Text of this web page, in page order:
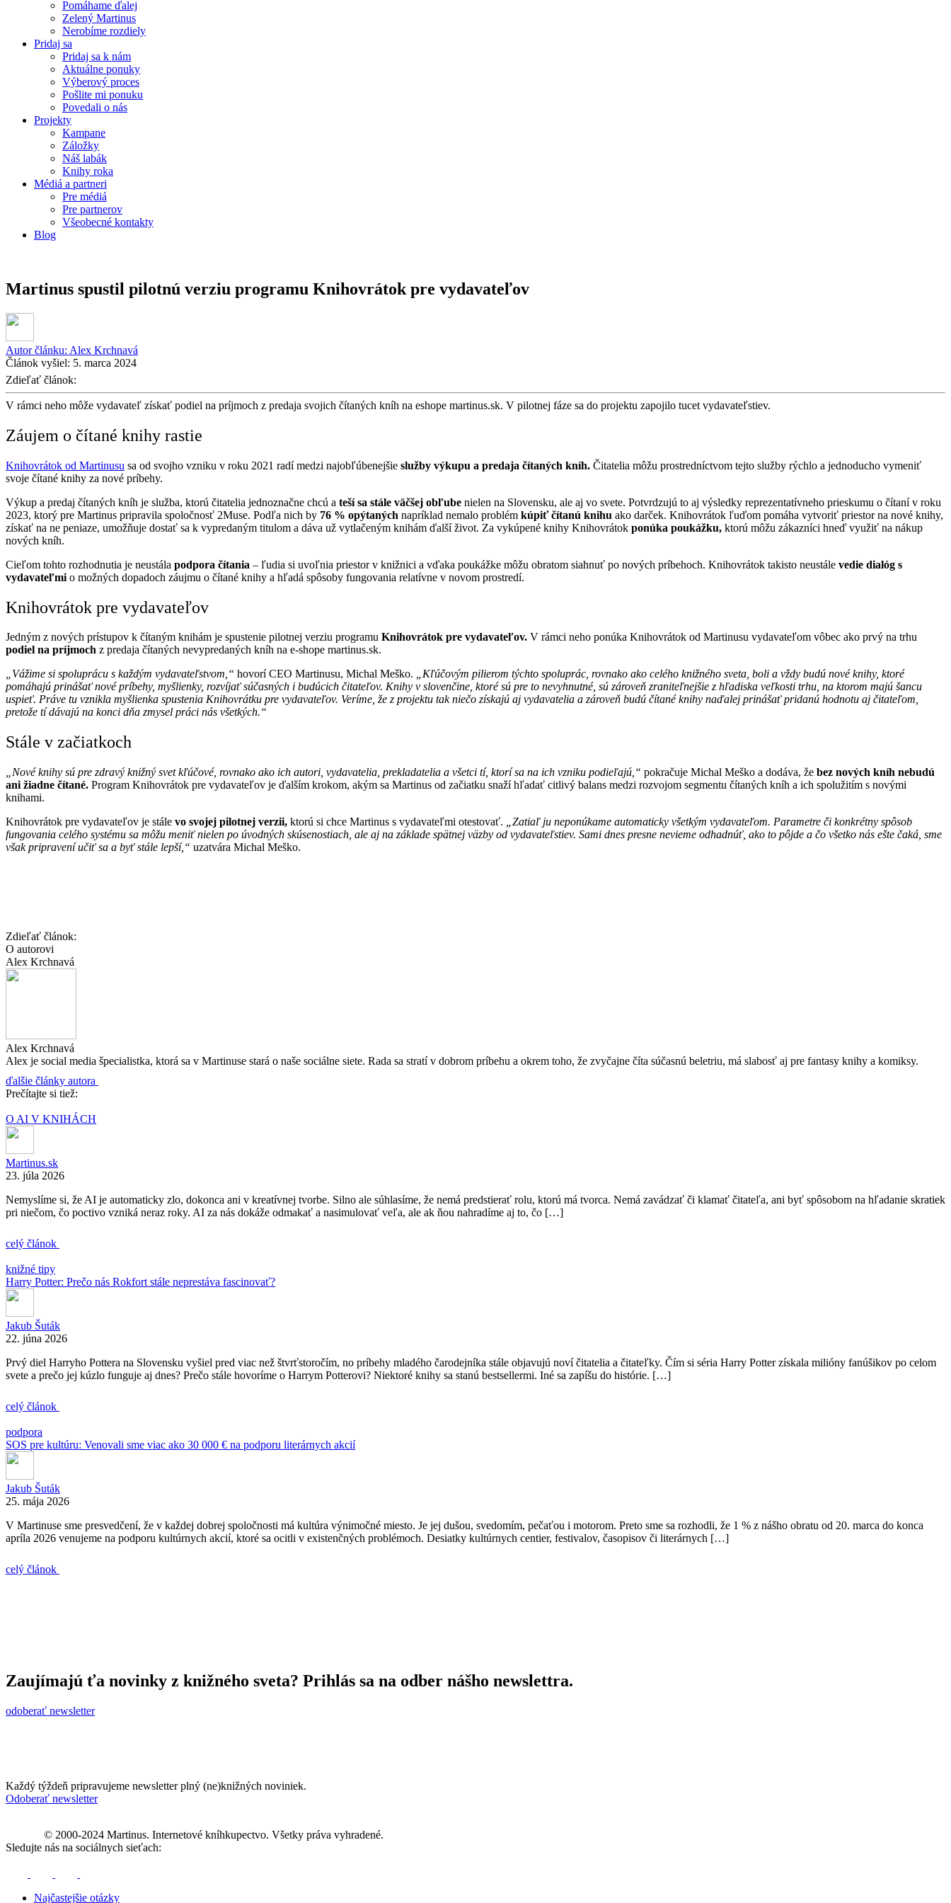
Pomáhame ďalej
Zelený Martinus
Nerobíme rozdiely
Pridaj sa
Pridaj sa k nám
Aktuálne ponuky
Výberový proces
Pošlite mi ponuku
Povedali o nás
Projekty
Kampane
Záložky
Náš labák
Knihy roka
Médiá a partneri
Pre médiá
Pre partnerov
Všeobecné kontakty
Blog
Martinus spustil pilotnú verziu programu Knihovrátok pre vydavateľov
Autor článku: Alex Krchnavá
Článok vyšiel: 5. marca 2024
Zdieľať článok:
V rámci neho môže vydavateľ získať podiel na príjmoch z predaja svojich čítaných kníh na eshope martinus.sk. V pilotnej fáze sa do projektu zapojilo tucet vydavateľstiev.
Záujem o čítané knihy rastie
Knihovrátok od Martinusu sa od svojho vzniku v roku 2021 radí medzi najobľúbenejšie služby výkupu a predaja čítaných kníh. Čitatelia môžu prostredníctvom tejto služby rýchlo a jednoducho vymeniť
svoje čítané knihy za nové príbehy.
Výkup a predaj čítaných kníh je služba, ktorú čitatelia jednoznačne chcú a teší sa stále väčšej obľube nielen na Slovensku, ale aj vo svete. Potvrdzujú to aj výsledky reprezentatívneho prieskumu o čítaní v roku
2023, ktorý pre Martinus pripravila spoločnosť 2Muse. Podľa nich by 76 % opýtaných napríklad nemalo problém kúpiť čítanú knihu ako darček. Knihovrátok ľuďom pomáha vytvoriť priestor na nové knihy,
získať na ne peniaze, umožňuje dostať sa k vypredaným titulom a dáva už vytlačeným knihám ďalší život. Za vykúpené knihy Knihovrátok ponúka poukážku, ktorú môžu zákazníci hneď využiť na nákup
nových kníh.
Cieľom tohto rozhodnutia je neustála podpora čítania – ľudia si uvoľnia priestor v knižnici a vďaka poukážke môžu obratom siahnuť po nových príbehoch. Knihovrátok takisto neustále vedie dialóg s
vydavateľmi o možných dopadoch záujmu o čítané knihy a hľadá spôsoby fungovania relatívne v novom prostredí.
Knihovrátok pre vydavateľov
Jedným z nových prístupov k čítaným knihám je spustenie pilotnej verziu programu Knihovrátok pre vydavateľov. V rámci neho ponúka Knihovrátok od Martinusu vydavateľom vôbec ako prvý na trhu
podiel na príjmoch z predaja čítaných nevypredaných kníh na e-shope martinus.sk.
„Vážime si spoluprácu s každým vydavateľstvom,“ hovorí CEO Martinusu, Michal Meško. „Kľúčovým pilierom týchto spoluprác, rovnako ako celého knižného sveta, boli a vždy budú nové knihy, ktoré
pomáhajú prinášať nové príbehy, myšlienky, rozvíjať súčasných i budúcich čitateľov. Knihy v slovenčine, ktoré sú pre to nevyhnutné, sú zároveň zraniteľnejšie z hľadiska veľkosti trhu, na ktorom majú šancu
uspieť. Práve tu vznikla myšlienka spustenia Knihovrátku pre vydavateľov. Veríme, že z projektu tak niečo získajú aj vydavatelia a zároveň budú čítané knihy naďalej prinášať pridanú hodnotu aj čitateľom,
pretože tí dávajú na konci dňa zmysel práci nás všetkých.“
Stále v začiatkoch
„Nové knihy sú pre zdravý knižný svet kľúčové, rovnako ako ich autori, vydavatelia, prekladatelia a všetci tí, ktorí sa na ich vzniku podieľajú,“ pokračuje Michal Meško a dodáva, že bez nových kníh nebudú
ani žiadne čítané. Program Knihovrátok pre vydavateľov je ďalším krokom, akým sa Martinus od začiatku snaží hľadať citlivý balans medzi rozvojom segmentu čítaných kníh a ich spolužitím s novými
knihami.
Knihovrátok pre vydavateľov je stále vo svojej pilotnej verzii, ktorú si chce Martinus s vydavateľmi otestovať.
„Zatiaľ ju neponúkame automaticky všetkým vydavateľom. Parametre či konkrétny spôsob
fungovania celého systému sa môžu meniť nielen po úvodných skúsenostiach, ale aj na základe spätnej väzby od vydavateľstiev. Sami dnes presne nevieme odhadnúť, ako to pôjde a čo všetko nás ešte čaká, sme
však pripravení učiť sa a byť stále lepší,“ uzatvára Michal Meško.
Zdieľať článok:
O autorovi
Alex Krchnavá
Alex Krchnavá
Alex je social media špecialistka, ktorá sa v Martinuse stará o naše sociálne siete. Rada sa stratí v dobrom príbehu a okrem toho, že zvyčajne číta súčasnú beletriu, má slabosť aj pre fantasy knihy a komiksy.
ďalšie články autora
Prečítajte si tiež:
O AI V KNIHÁCH
Martinus.sk
23. júla 2026
Nemyslíme si, že AI je automaticky zlo, dokonca ani v kreatívnej tvorbe. Silno ale súhlasíme, že nemá predstierať rolu, ktorú má tvorca. Nemá zavádzať či klamať čitateľa, ani byť spôsobom na hľadanie skratiek
pri niečom, čo poctivo vzniká neraz roky. AI za nás dokáže odmakať a nasimulovať veľa, ale ak ňou nahradíme aj to, čo […]
celý článok
knižné tipy
Harry Potter: Prečo nás Rokfort stále neprestáva fascinovať?
Jakub Šuták
22. júna 2026
Prvý diel Harryho Pottera na Slovensku vyšiel pred viac než štvrťstoročím, no príbehy mladého čarodejníka stále objavujú noví čitatelia a čitateľky. Čím si séria Harry Potter získala milióny fanúšikov po celom
svete a prečo jej kúzlo funguje aj dnes? Prečo stále hovoríme o Harrym Potterovi? Niektoré knihy sa stanú bestsellermi. Iné sa zapíšu do histórie. […]
celý článok
podpora
SOS pre kultúru: Venovali sme viac ako 30 000 € na podporu literárnych akcií
Jakub Šuták
25. mája 2026
V Martinuse sme presvedčení, že v každej dobrej spoločnosti má kultúra výnimočné miesto. Je jej dušou, svedomím, pečaťou i motorom. Preto sme sa rozhodli, že 1 % z nášho obratu od 20. marca do konca
apríla 2026 venujeme na podporu kultúrnych akcií, ktoré sa ocitli v existenčných problémoch. Desiatky kultúrnych centier, festivalov, časopisov či literárnych […]
celý článok
Zaujímajú ťa novinky z knižného sveta? Prihlás sa na odber nášho newslettra.
odoberať newsletter
Každý týždeň pripravujeme newsletter plný (ne)knižných noviniek.
Odoberať newsletter
© 2000-2024 Martinus. Internetové kníhkupectvo. Všetky práva vyhradené.
Sledujte nás na sociálnych sieťach:
Najčastejšie otázky